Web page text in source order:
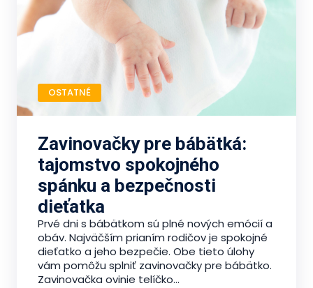
OSTATNÉ
Zavinovačky pre bábätká:
tajomstvo spokojného
spánku a bezpečnosti
dieťatka
Prvé dni s bábätkom sú plné nových emócií a
obáv. Najväčším prianím rodičov je spokojné
dieťatko a jeho bezpečie. Obe tieto úlohy
vám pomôžu splniť zavinovačky pre bábätko.
Zavinovačka ovinie telíčko...